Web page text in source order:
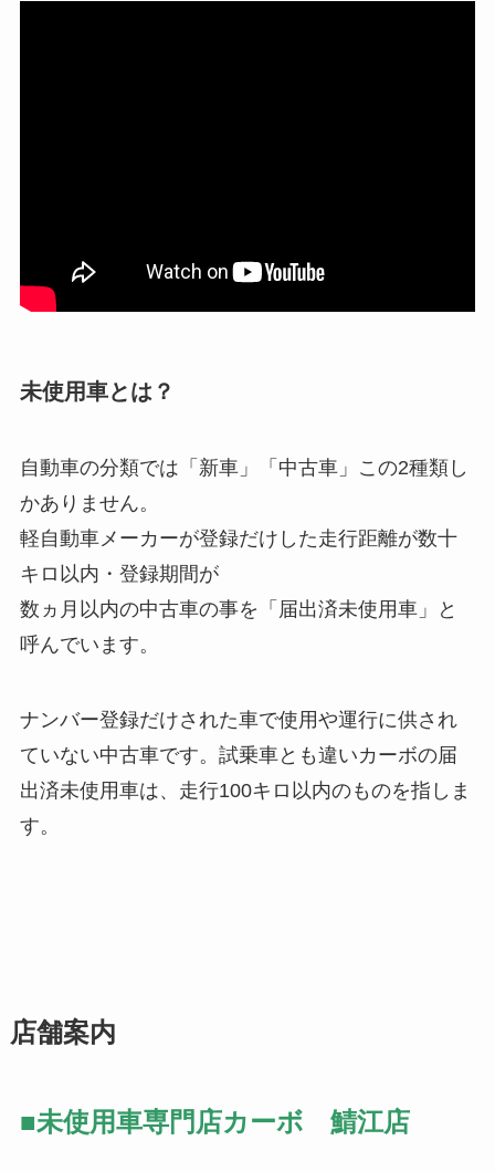
未使用車とは？
自動車の分類では「新車」「中古車」この2種類し
かありません。
軽自動車メーカーが登録だけした走行距離が数十
キロ以内・登録期間が
数ヵ月以内の中古車の事を「届出済未使用車」と
呼んでいます。
ナンバー登録だけされた車で使用や運行に供され
ていない中古車です。試乗車とも違いカーボの届
出済未使用車は、走行100キロ以内のものを指しま
す。
店舗案内
■未使用車専門店カーボ 鯖江店